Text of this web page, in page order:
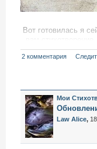
Вот готовилась я
вам
Это ты
2 комментария
Мои
Law Alice,